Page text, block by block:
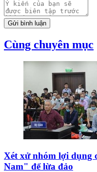
Gửi bình luận
Cùng chuyên mục
Xét xử nhóm lợi dụng
Nam" để lừa đảo